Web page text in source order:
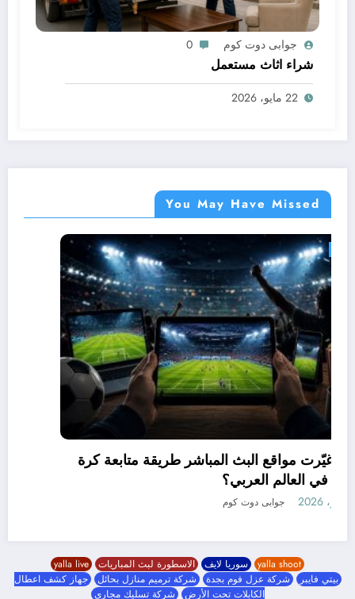
جوابى دوت كوم 0
شراء اثاث مستعمل
22 مايو، 2026
You May Have Missed
جوابى
كيف غيّرت مواقع البث المباشر طريقة متابعة كرة
القدم في العالم العربي؟
19 مايو، 2026 جوابى دوت كوم
yalla shoot سوريا لايف الاسطورة لبث المباريات yalla live
بيتي فايبر شركة عزل فوم بجدة شركة ترميم منازل بحائل جهاز كشف اعطال
الكابلات تحت الأرض شركة تسليك مجاري